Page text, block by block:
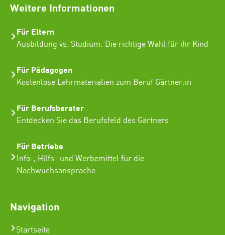
Weitere Informationen
Für Eltern
Ausbildung vs. Studium: Die richtige Wahl für ihr Kind
Für Pädagogen
Kostenlose Lehrmaterialien zum Beruf Gärtner:in
Für Berufsberater
Entdecken Sie das Berufsfeld des Gärtners
Für Betriebe
Info-, Hilfs- und Werbemittel für die
Nachwuchsansprache
Navigation
Startseite